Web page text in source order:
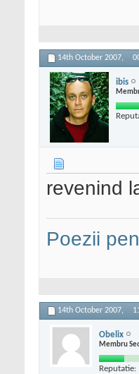
14th October 2007,
ibis
revenind
Poezii
14th October 2007,
Obelix
Membru
Reputatie: